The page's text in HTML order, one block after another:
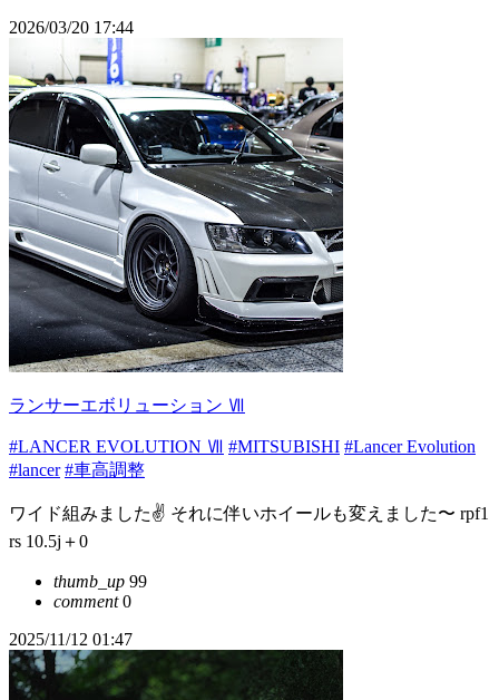
2026/03/20 17:44
ランサーエボリューション Ⅶ
#LANCER EVOLUTION Ⅶ #MITSUBISHI #Lancer Evolution
#lancer #車高調整
ワイド組みました✌️ それに伴いホイールも変えました〜 rpf1
rs 10.5j＋0
thumb_up 99
comment0
2025/11/12 01:47